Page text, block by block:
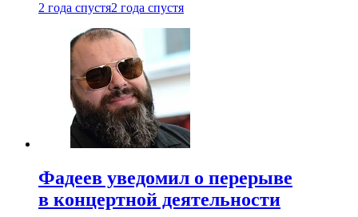
2 года спустя2 года спустя
Фадеев уведомил о перерыве
в концертной деятельности